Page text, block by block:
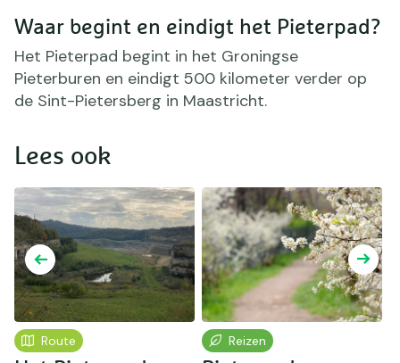
Waar begint en eindigt het Pieterpad?
Het Pieterpad begint in het Groningse
Pieterburen en eindigt 500 kilometer verder op
de Sint-Pietersberg in Maastricht.
Lees ook
Route Reizen